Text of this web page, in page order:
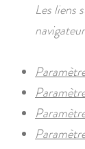
Les liens